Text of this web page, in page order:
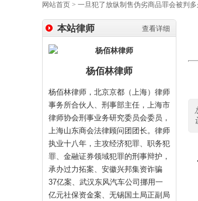
网站首页 > 一旦犯了放纵制售伪劣商品罪会被判多
查看详细
本站律师
杨佰林律师
杨佰林律师，北京京都（上海）律师
事务所合伙人、刑事部主任，上海市
律师协会刑事业务研究委员会委员，
上海山东商会法律顾问团团长。律师
执业十八年，主攻经济犯罪、职务犯
罪、金融证券领域犯罪的刑事辩护，
承办过力拓案、安徽兴邦集资诈骗
37亿案、武汉东风汽车公司挪用一
亿元社保资金案、无锡国土局正副局